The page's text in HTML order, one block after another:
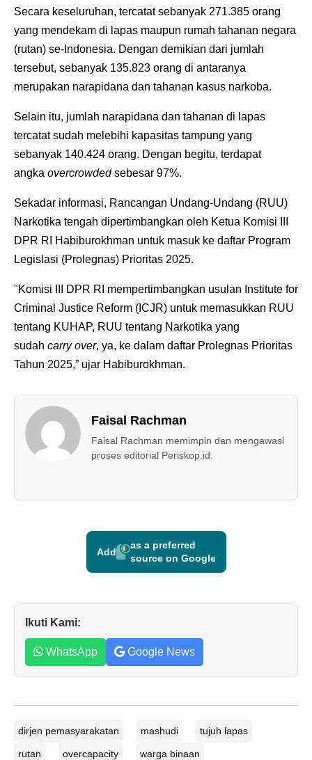
Secara keseluruhan, tercatat sebanyak 271.385 orang
yang mendekam di lapas maupun rumah tahanan negara
(rutan) se-Indonesia. Dengan demikian dari jumlah
tersebut, sebanyak 135.823 orang di antaranya
merupakan narapidana dan tahanan kasus narkoba.
Selain itu, jumlah narapidana dan tahanan di lapas
tercatat sudah melebihi kapasitas tampung yang
sebanyak 140.424 orang. Dengan begitu, terdapat
angka overcrowdedsebesar 97%.
Sekadar informasi, Rancangan Undang-Undang (RUU)
Narkotika tengah dipertimbangkan oleh Ketua Komisi III
DPR RI Habiburokhman untuk masuk ke daftar Program
Legislasi (Prolegnas) Prioritas 2025.
"Komisi III DPR RI mempertimbangkan usulan Institute for
Criminal Justice Reform (ICJR) untuk memasukkan RUU
tentang KUHAP, RUU tentang Narkotika yang
sudah carry over, ya, ke dalam daftar Prolegnas Prioritas
Tahun 2025,” ujar Habiburokhman.
Faisal Rachman
Faisal Rachman memimpin dan mengawasi
proses editorial Periskop.id.
Add
as a preferred
source on Google
Ikuti Kami:
WhatsApp Google News
dirjen pemasyarakatan mashudi tujuh lapas
rutan overcapacity warga binaan